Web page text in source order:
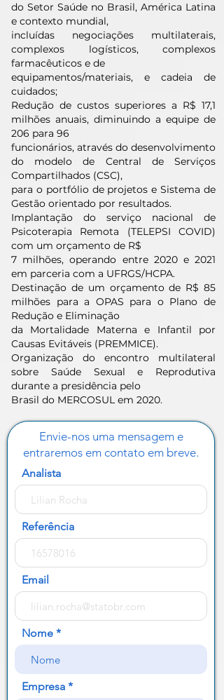
do Setor Saúde no Brasil, América Latina
e contexto mundial,
incluídas negociações multilaterais,
complexos logísticos, complexos
farmacêuticos e de
equipamentos/materiais, e cadeia de
cuidados;
Redução de custos superiores a R$ 17,1
milhões anuais, diminuindo a equipe de
206 para 96
funcionários, através do desenvolvimento
do modelo de Central de Serviços
Compartilhados (CSC),
para o portfólio de projetos e Sistema de
Gestão orientado por resultados.
Implantação do serviço nacional de
Psicoterapia Remota (TELEPSI COVID)
com um orçamento de R$
7 milhões, operando entre 2020 e 2021
em parceria com a UFRGS/HCPA.
Destinação de um orçamento de R$ 85
milhões para a OPAS para o Plano de
Redução e Eliminação
da Mortalidade Materna e Infantil por
Causas Evitáveis (PREMMICE).
Organização do encontro multilateral
sobre Saúde Sexual e Reprodutiva
durante a presidência pelo
Brasil do MERCOSUL em 2020.
Envie-nos uma mensagem e
entraremos em contato em breve.
Analista
Referência
Email
Nome
Empresa